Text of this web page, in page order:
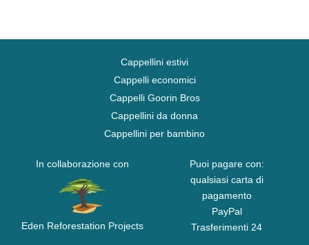
Cappellini estivi
Cappelli economici
Cappelli Goorin Bros
Cappellini da donna
Cappellini per bambino
In collaborazione con
Eden Reforestation Projects
Puoi pagare con:
qualsiasi carta di
pagamento
PayPal
Trasferimenti 24